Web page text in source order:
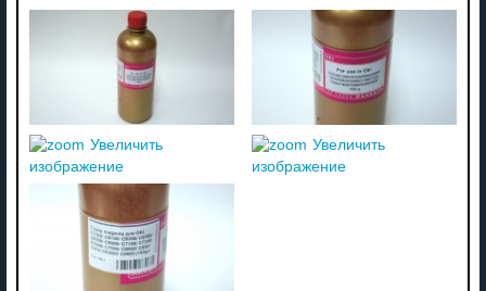
Увеличить
изображение
Увеличить
изображение